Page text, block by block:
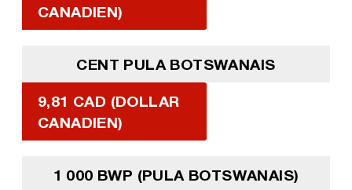
CANADIEN)
CENT PULA BOTSWANAIS
9,81 CAD (DOLLAR
CANADIEN)
1 000 BWP (PULA BOTSWANAIS)